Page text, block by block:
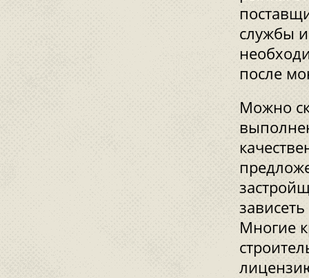
службы
после
Можно
Многие